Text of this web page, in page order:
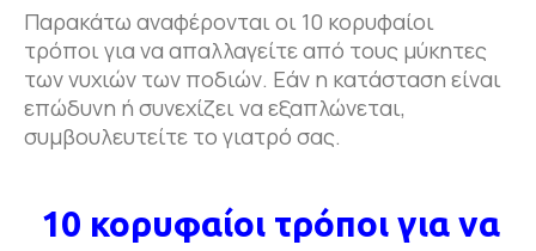
Παρακάτω αναφέρονται οι 10 κορυφαίοι
τρόποι για να απαλλαγείτε από τους μύκητες
των νυχιών των ποδιών. Εάν η κατάσταση είναι
επώδυνη ή συνεχίζει να εξαπλώνεται,
συμβουλευτείτε το γιατρό σας.
10 κορυφαίοι τρόποι για να